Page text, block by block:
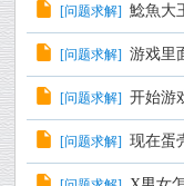
[问题求解] 鯰魚大
[问题求解] 游戏里
[问题求解] 开始游
[问题求解] 现在蛋